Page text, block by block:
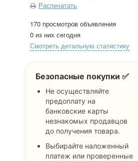
Распечатать
170 просмотров объявления
0 из них сегодня
Смотреть детальную статистику
Безопасные покупки ✅
Не осуществляйте
предоплату на
банковские карты
незнакомых продавцов
до получения товара.
Выбирайте наложенный
платеж или проверенные